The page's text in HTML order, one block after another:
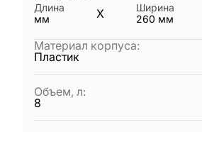
Длина
мм
X
Ширина
260 мм
Материал корпуса:
Пластик
Объем, л:
8